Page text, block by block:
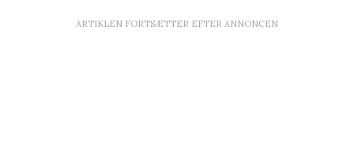
ARTIKLEN FORTSÆTTER EFTER ANNONCEN